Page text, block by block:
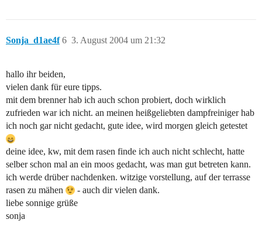
Sonja_d1ae4f 3. August 2004 um 21:32
6
hallo ihr beiden,
vielen dank für eure tipps.
mit dem brenner hab ich auch schon probiert, doch wirklich
zufrieden war ich nicht. an meinen heißgeliebten dampfreiniger hab
ich noch gar nicht gedacht, gute idee, wird morgen gleich getestet
deine idee, kw, mit dem rasen finde ich auch nicht schlecht, hatte
selber schon mal an ein moos gedacht, was man gut betreten kann.
ich werde drüber nachdenken. witzige vorstellung, auf der terrasse
rasen zu mähen
- auch dir vielen dank.
liebe sonnige grüße
sonja